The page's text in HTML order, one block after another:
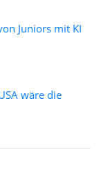
Juniors mit KI
wäre die